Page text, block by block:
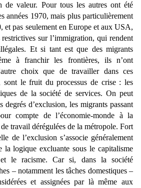
de valeur. Pour tous les autres ont été
années 1970, mais plus particulièrement
et pas seulement en Europe et aux USA,
sur l’immigration, qui rendent
Et si tant est que des migrants
à franchir les frontières, ils n’ont
choix que de travailler dans ces
sont le fruit du processus de crise : les
de la société de services. On peut
degrés d’exclusion, les migrants passant
compte de l’économie-monde à la
travail dérégulées de la métropole. Fort
de l’exclusion s’associe généralement
la logique excluante sous le capitalisme
le racisme. Car si, dans la société
– notamment les tâches domestiques –
et assignées par là même aux